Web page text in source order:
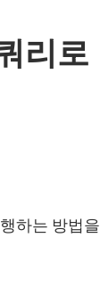
리로
하는 방법을